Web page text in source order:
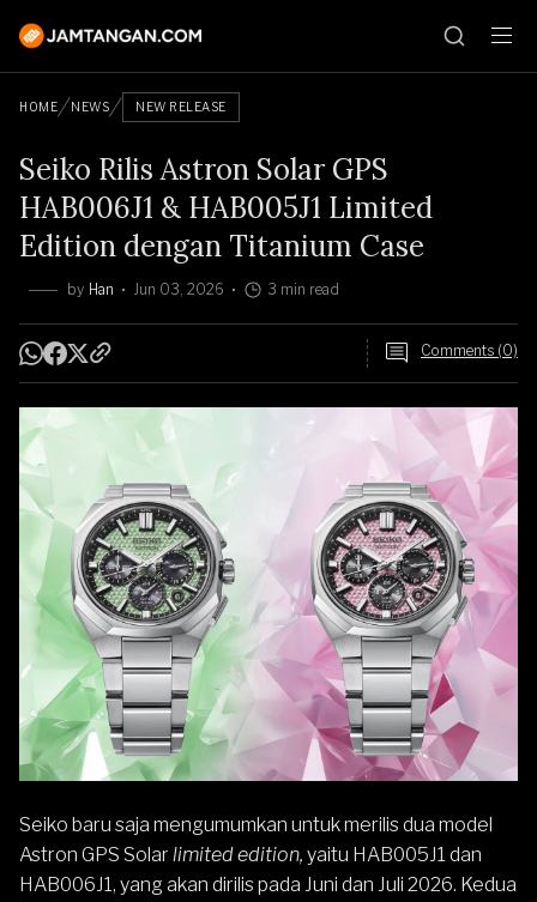
HOME NEWS NEW RELEASE
Seiko Rilis Astron Solar GPS
HAB006J1 & HAB005J1 Limited
Edition dengan Titanium Case
by Han Jun 03, 2026 3 min read
Comments (0)
Seiko baru saja mengumumkan untuk merilis dua model
Astron GPS Solar limited edition, yaitu HAB005J1 dan
HAB006J1, yang akan dirilis pada Juni dan Juli 2026. Kedua